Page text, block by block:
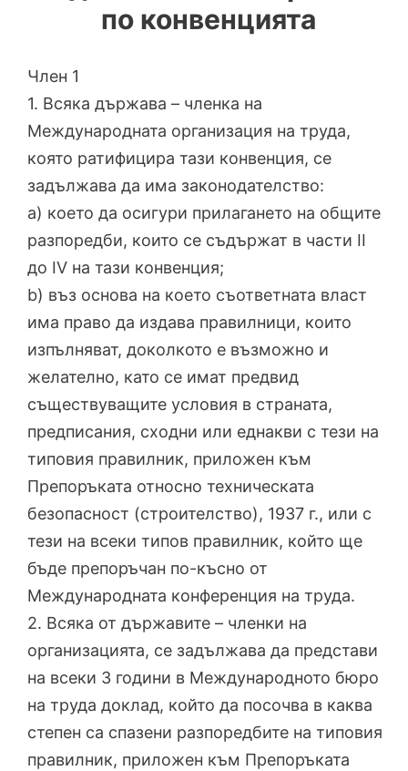
по конвенцията
Член 1
1. Всяка държава – членка на
Международната организация на труда,
която ратифицира тази конвенция, се
задължава да има законодателство:
a) което да осигури прилагането на общите
разпоредби, които се съдържат в части II
до IV на тази конвенция;
b) въз основа на което съответната власт
има право да издава правилници, които
изпълняват, доколкото е възможно и
желателно, като се имат предвид
съществуващите условия в страната,
предписания, сходни или еднакви с тези на
типовия правилник, приложен към
Препоръката относно техническата
безопасност (строителство), 1937 г., или с
тези на всеки типов правилник, който ще
бъде препоръчан по-късно от
Международната конференция на труда.
2. Всяка от държавите – членки на
организацията, се задължава да представи
на всеки 3 години в Международното бюро
на труда доклад, който да посочва в каква
степен са спазени разпоредбите на типовия
правилник, приложен към Препоръката